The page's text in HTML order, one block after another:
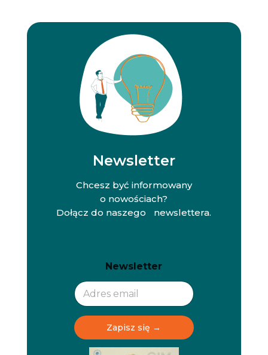
Newsletter
Chcesz być informowany
o nowościach?
Dołącz do naszego newslettera.
e
w
s
e
t
t
e
e
w
s
e
t
t
e
Newsletter
Zapisz się →